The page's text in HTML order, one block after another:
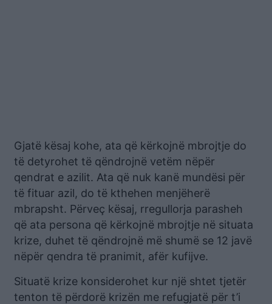
Gjatë kësaj kohe, ata që kërkojnë mbrojtje do
të detyrohet të qëndrojnë vetëm nëpër
qendrat e azilit. Ata që nuk kanë mundësi për
të fituar azil, do të kthehen menjëherë
mbrapsht. Përveç kësaj, rregullorja parasheh
që ata persona që kërkojnë mbrojtje në situata
krize, duhet të qëndrojnë më shumë se 12 javë
nëpër qendra të pranimit, afër kufijve.
Situatë krize konsiderohet kur një shtet tjetër
tenton të përdorë krizën me refugjatë për t’i